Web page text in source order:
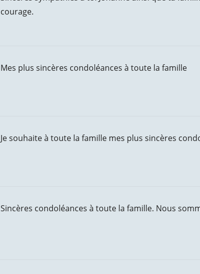
courage.
Mes plus sincères condoléances à toute la famille
Je souhaite à toute la famille mes plus sincères
Sincères condoléances à toute la famille. Nous